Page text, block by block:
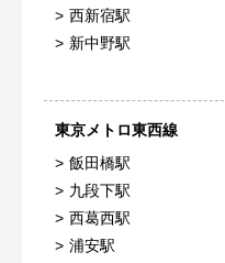
西新宿駅
新中野駅
東京メトロ東西線
飯田橋駅
九段下駅
西葛西駅
浦安駅